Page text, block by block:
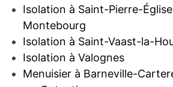
Isolation à Saint-Pierre-
Montebourg
Isolation à Saint-Vaast-la-
Isolation à Valognes
Menuisier à Barneville-